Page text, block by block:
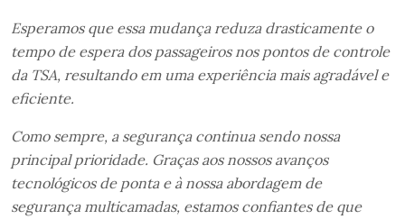
Esperamos que essa mudança reduza drasticamente o
tempo de espera dos passageiros nos pontos de controle
da TSA, resultando em uma experiência mais agradável e
eficiente.
Como sempre, a segurança continua sendo nossa
principal prioridade. Graças aos nossos avanços
tecnológicos de ponta e à nossa abordagem de
segurança multicamadas, estamos confiantes de que